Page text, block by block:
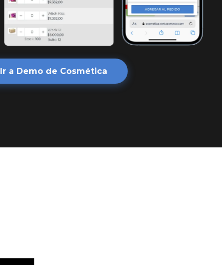
Ir a Demo de Cosmética